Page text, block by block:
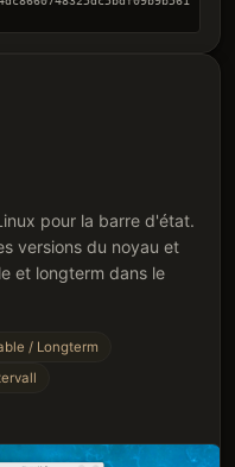
pour la barre d'état.
versions du noyau et
et longterm dans le
/ Longterm